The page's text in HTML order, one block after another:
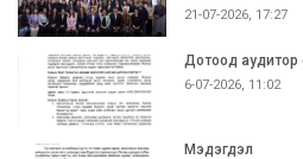
21-07-2026, 17:27
Дотоод аудитор
6-07-2026, 11:02
Мэдэгдэл